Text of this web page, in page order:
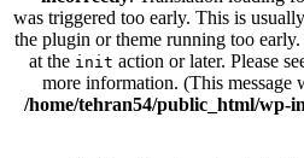
was triggered too early. This is
the plugin or theme running too
at the init action or later. Please
more information. (This message
/home/tehran54/public_html/wp-